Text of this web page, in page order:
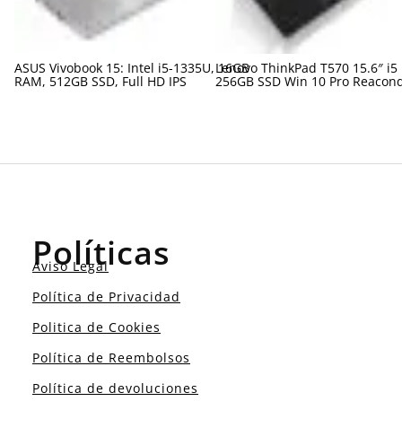
ASUS Vivobook 15: Intel i5-1335U, 16GB
RAM, 512GB SSD, Full HD IPS
Lenovo ThinkPad T570 15.6″ i5
256GB SSD Win 10 Pro
Políticas
Aviso Legal
Política de Privacidad
Politica de Cookies
Política de Reembolsos
Política de devoluciones